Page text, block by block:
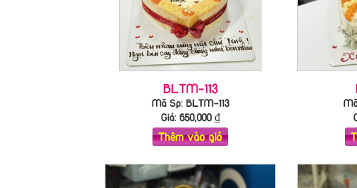
BLTM-113
Mã Sp: BLTM-113
Giá: 650,000₫
Thêm vào giỏ